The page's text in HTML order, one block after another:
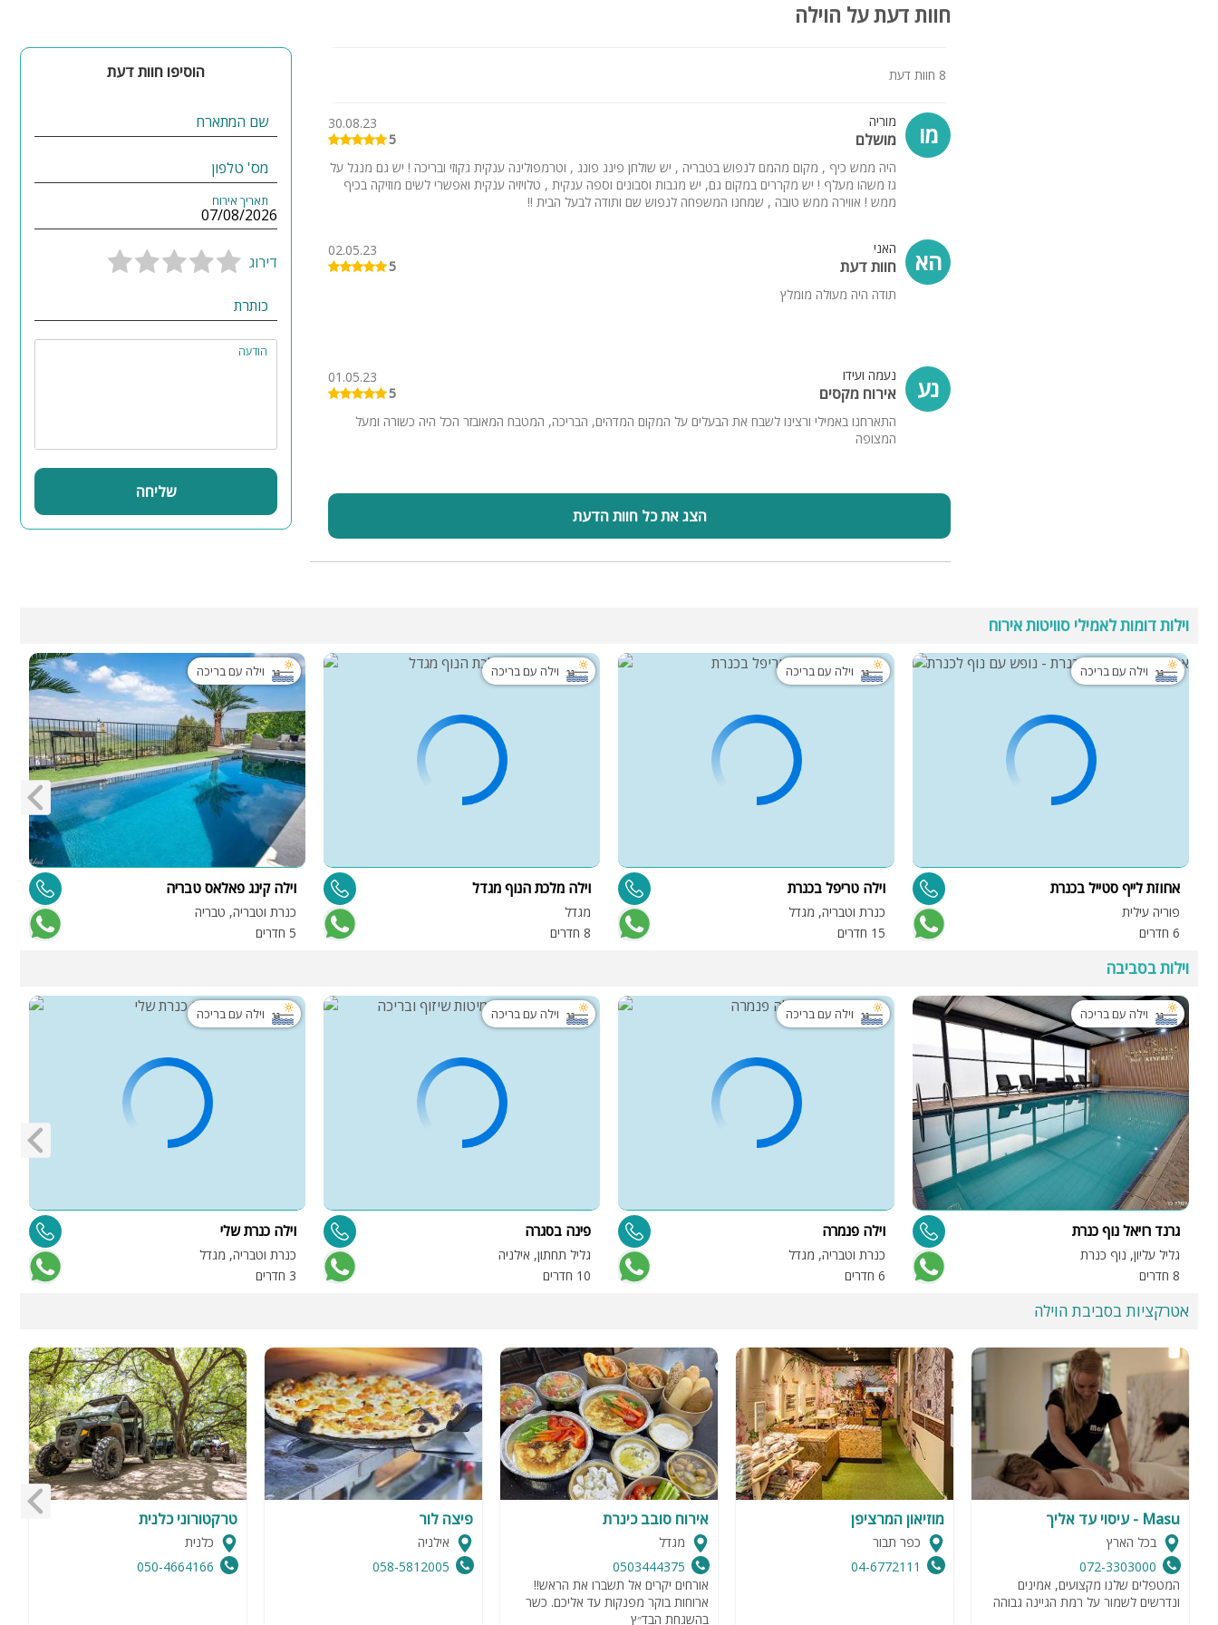
לציבור הדתי: פלטה ומיחם, בית כנסת בקרבת מקום.
קהל היעד:
המתחם מתאים לנופש משפחות וזוגות, ציבור דתי ומתאים ללינה עד 19 אורחים
חוות דעת על הוילה
8 חוות דעת
מו מוריה
מושלם
30.08.23
5
היה ממש כיף , מקום מהמם לנפוש בטבריה , יש שולחן פינג פונג , וטרמפולינה ענקית גקוזי ובריכה ! יש גם מנגל על
גז משהו מעלף ! יש מקררים במקום גם, יש מגבות וסבונים וספה ענקית , טלויזיה ענקית ואפשרי לשים מוזיקה בכיף
ממש ! אווירה ממש טובה , שמחנו המשפחה לנפוש שם ותודה לבעל הבית !!
הא האני
חוות דעת
02.05.23
5
תודה היה מעולה מומלץ
נע נעמה ועידו
אירוח מקסים
01.05.23
5
התארחנו באמילי ורצינו לשבח את הבעלים על המקום המדהים, הבריכה, המטבח המאובזר הכל היה כשורה ומעל
המצופה
הצג את כל חוות הדעת
הוסיפו חוות דעת
שם המתארח
מס' טלפון
תאריך אירוח
דירוג
כותרת
הודעה
שליחה
וילות דומות לאמילי סוויטות אירוח
וילה עם בריכה
אחוזת לייף סטייל בכנרת
פוריה עילית
6 חדרים
וילה עם בריכה
וילה טריפל בכנרת
כנרת וטבריה, מגדל
15 חדרים
וילה עם בריכה
וילה מלכת הנוף מגדל
מגדל
8 חדרים
וילה עם בריכה
וילה קינג פאלאס טבריה
כנרת וטבריה, טבריה
5 חדרים
וילות בסביבה
וילה עם בריכה
גרנד רויאל נוף כנרת
גליל עליון, נוף כנרת
8 חדרים
וילה עם בריכה
וילה פנמרה
כנרת וטבריה, מגדל
6 חדרים
וילה עם בריכה
פינה בסגרה
גליל תחתון, אילניה
10 חדרים
וילה עם בריכה
וילה כנרת שלי
כנרת וטבריה, מגדל
3 חדרים
אטרקציות בסביבת הוילה
Masu - עיסוי עד אליך
בכל הארץ
072-3303000
המטפלים שלנו מקצועים, אמינים
ונדרשים לשמור על רמת הגיינה גבוהה
מוזיאון המרציפן
כפר תבור
04-6772111
אירוח סובב כינרת
מגדל
0503444375
אורחים יקרים אל תשברו את הראש!!
ארוחות בוקר מפנקות עד אליכם. כשר
בהשגחת הבד״ץ
פיצה לור
אילניה
058-5812005
טרקטורוני כלנית
כלנית
050-4664166